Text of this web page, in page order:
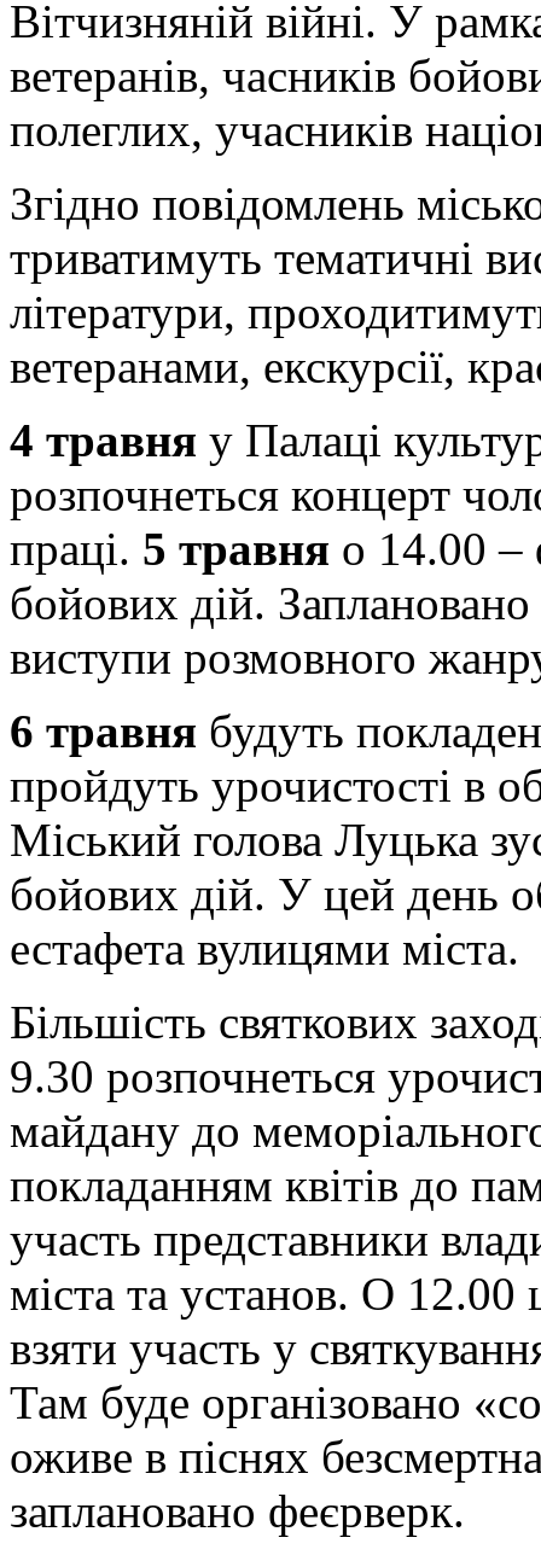
Вітчизняній війні. У
ветеранів, часників
полеглих, учасників
Згідно повідомлень
триватимуть тематичні
літератури,
ветеранами, екскурсії,
4 травня у Палаці
розпочнеться концерт
праці. 5 травня о 14.00 –
бойових дій.
виступи розмовного
6 травня будуть
пройдуть урочистості в
Міський голова Луцька
бойових дій. У цей день
естафета вулицями міста.
Більшість святкових
9.30 розпочнеться
майдану до
покладанням квітів до
участь представники
міста та установ. О 12.00
взяти участь у
Там буде організовано
оживе в піснях
заплановано феєрверк.